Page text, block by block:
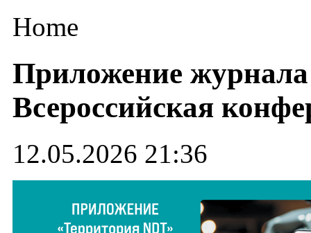
Home
Приложение
Всероссийская
12.05.2026 21:36